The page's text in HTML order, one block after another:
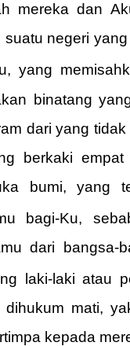
mereka dan
suatu negeri
yang
binatang
dari yang
berkaki
bumi, yang
bagi-Ku,
dari bangsa-
laki-laki atau
dihukum mati,
kepada